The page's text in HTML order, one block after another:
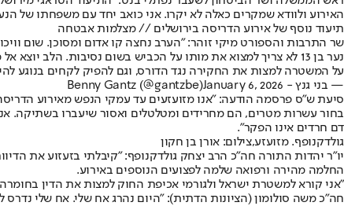
האירוע ולוודא שמקרים כאלה לא יקרו. אני כואב יחד עם משפחתו של
תיעוד נוסף של אירוע הדריסה בירושלים // מצלמות אבטחה
שר התרבות והספורט מיקי זוהר: "הערב נחצה קו אדום ומסוכן. שום
נער בן 13 לא צריך למצוא את מותו על הכביש בשום נסיבות. הלב יוצא אל משפחתו בערב הקשה הזה.
על המשטרה למצות את החקירה נגד הדורס, וגם להפיק לקחים בנוגע
— בני גנץ - Benny Gantz (@gantzbe) January 6, 2026
סיעת ש״ס פרסמה הודעה: "אנו מזועזעים עד עמקי הנפש מאירוע
בחור עשרות מטרים, הם מחרידים ומטלטלים ואסור שיעברו בשתיקה.
דם חרדים אינו הפקר".
גולדקנופף. מזועזע,צילום: אורן בן חקון
יו"ר יהדות התורה חה"כ הרב יצחק גולדקנופף: "קיבלתי בזעזוע את
החלמה מהירה ורפואה שלמה לפצועים הנוספים באירוע.
"אני קורא למשטרת ישראל ולגורמי אכיפת החוק למצות את הדין
חה״כ משה סולומון (הציונות הדתית): "היום נהרג אח שלי. אח שלי